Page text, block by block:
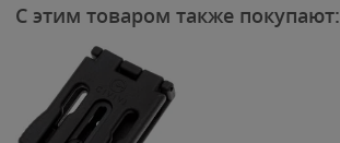
С этим товаром также покупают: